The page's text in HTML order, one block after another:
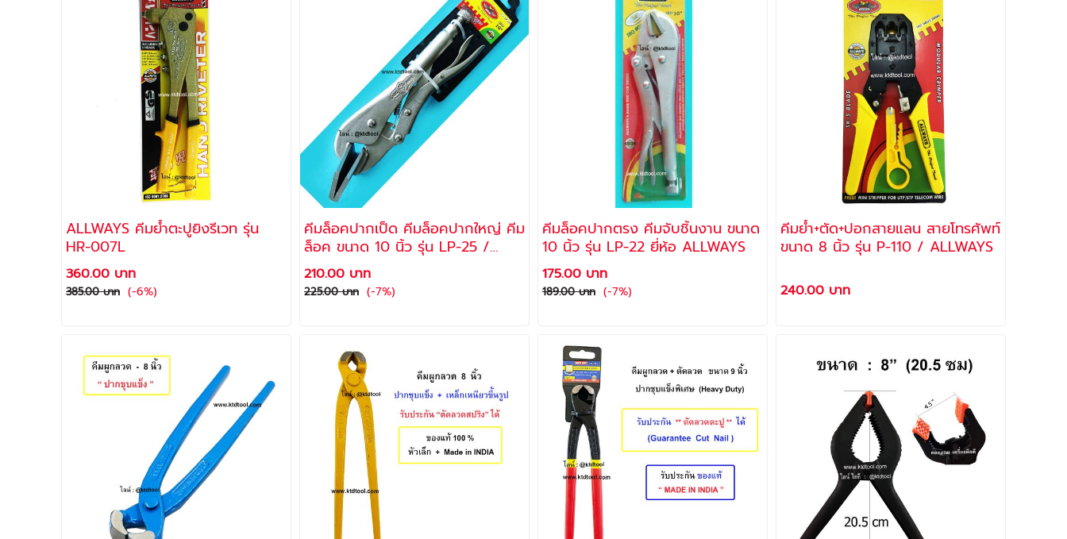
ALLWAYS คีมย้ำตะปูยิงรีเวท รุ่น
HR-007L
360.00 บาท
385.00 บาท (-6%)
คีมล็อคปากเป็ด คีมล็อคปากใหญ่ คีม
ล็อค ขนาด 10 นิ้ว รุ่น LP-25 /
ALLWAYS
210.00 บาท
225.00 บาท (-7%)
คีมล็อคปากตรง คีมจับชิ้นงาน ขนาด
10 นิ้ว รุ่น LP-22 ยี่ห้อ ALLWAYS
175.00 บาท
189.00 บาท (-7%)
คีมย้ำ+ตัด+ปอกสายแลน สายโทรศัพท์
ขนาด 8 นิ้ว รุ่น P-110 / ALLWAYS
240.00 บาท